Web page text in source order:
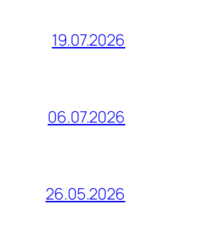
19.07.2026
06.07.2026
26.05.2026